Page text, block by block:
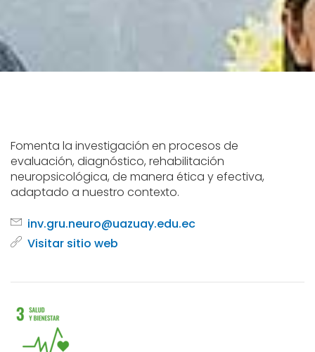
Fomenta la investigación en procesos de
evaluación, diagnóstico, rehabilitación
neuropsicológica, de manera ética y efectiva,
adaptado a nuestro contexto.
inv.gru.neuro@uazuay.edu.ec
Visitar sitio web